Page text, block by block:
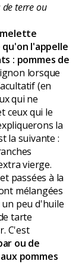
terre ou
qu'on l'appelle
: pommes de
lorsque
(en
qui ne
ceux qui le
la
la suivante :
vierge.
passées à la
mélangées
peu d'huile
tarte
C'est
ou de
pommes